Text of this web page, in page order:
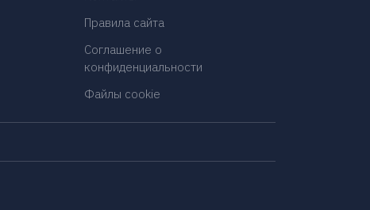
Правила сайта
Соглашение о
конфиденциальности
Файлы cookie